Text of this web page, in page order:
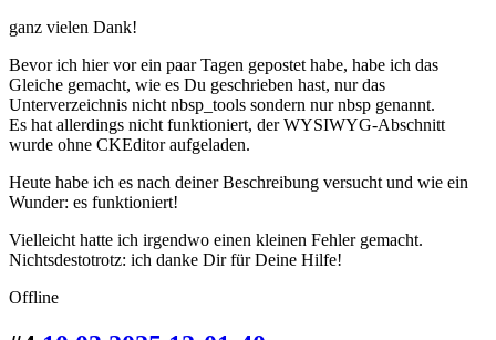
ganz vielen Dank!
Bevor ich hier vor ein paar Tagen gepostet habe, habe ich das
Gleiche gemacht, wie es Du geschrieben hast, nur das
Unterverzeichnis nicht nbsp_tools sondern nur nbsp genannt.
Es hat allerdings nicht funktioniert, der WYSIWYG-Abschnitt
wurde ohne CKEditor aufgeladen.
Heute habe ich es nach deiner Beschreibung versucht und wie ein
Wunder: es funktioniert!
Vielleicht hatte ich irgendwo einen kleinen Fehler gemacht.
Nichtsdestotrotz: ich danke Dir für Deine Hilfe!
Offline